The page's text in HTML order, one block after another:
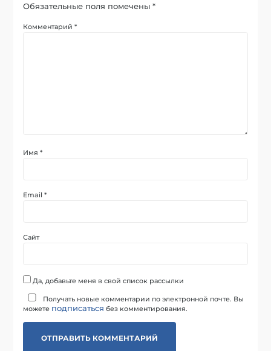
Обязательные поля помечены*
Комментарий*
Имя*
Email*
Сайт
Да, добавьте меня в свой список рассылки
Получать новые комментарии по электронной почте. Вы
можете подписаться без комментирования.